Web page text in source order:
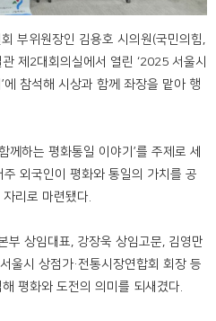
부위원장인 김용호 시의원(국민의힘,
제2대회의실에서 열린 ‘2025 서울시
에 참석해 시상과 함께 좌장을 맡아 행
께하는 평화통일 이야기’를 주제로 세
외국인이 평화와 통일의 가치를 공
리로 마련됐다.
부 상임대표, 강장욱 상임고문, 김영만
울시 상점가·전통시장연합회 회장 등
평화와 도전의 의미를 되새겼다.